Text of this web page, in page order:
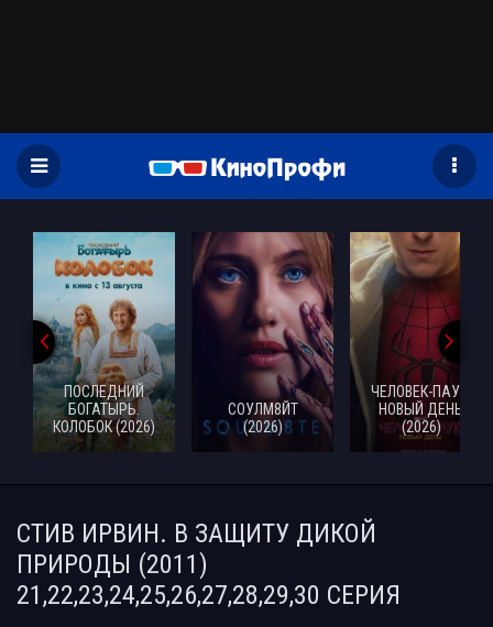
ПОСЛЕДНИЙ
БОГАТЫРЬ.
КОЛОБОК (2026)
СОУЛМ8ЙТ
(2026)
ЧЕЛОВЕК-ПАУК:
НОВЫЙ ДЕНЬ
(2026)
СТИВ ИРВИН. В ЗАЩИТУ ДИКОЙ
ПРИРОДЫ (2011)
21,22,23,24,25,26,27,28,29,30 СЕРИЯ